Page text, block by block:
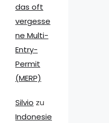
das oft
vergesse
ne Multi-
Entry-
Permit
(MERP)
Silvio zu
Indonesie